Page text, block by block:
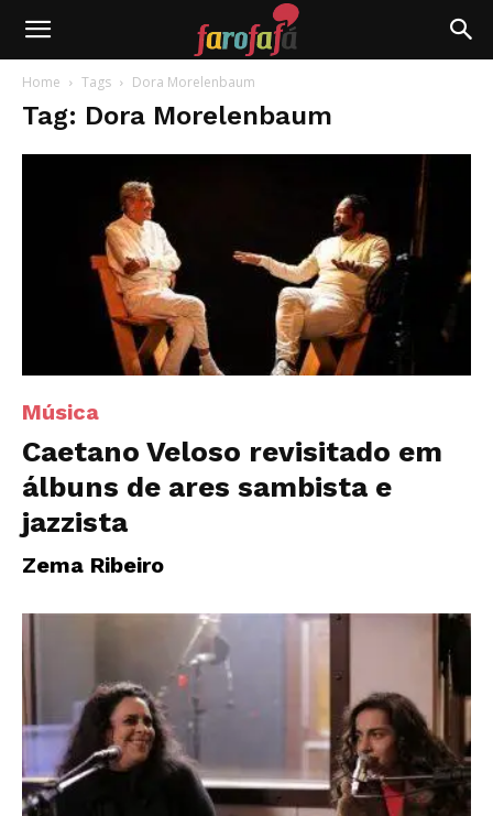
Farofafá
Home Tags Dora Morelenbaum
Tag: Dora Morelenbaum
Música
Caetano Veloso revisitado em
álbuns de ares sambista e
jazzista
Zema Ribeiro